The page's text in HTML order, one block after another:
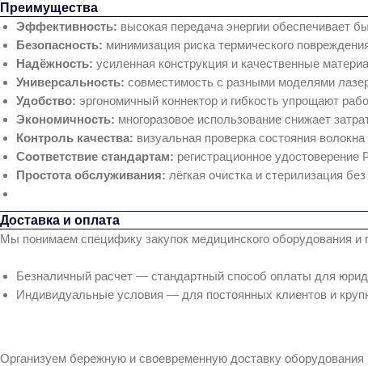
Преимущества
Эффективность: высокая передача энергии обеспечивает
Безопасность: минимизация риска термического
Надёжность: усиленная конструкция и качественные
Универсальность: совместимость с разными моделями
Удобство: эргономичный коннектор и гибкость упрощают
Экономичность: многоразовое использование снижает
Контроль качества: визуальная проверка состояния
Соответствие стандартам: регистрационное удостоверение
Простота обслуживания: лёгкая очистка и стерилизация
Доставка и оплата
Мы понимаем специфику закупок медицинского оборудования
Безналичный расчет — стандартный способ оплаты для
Индивидуальные условия — для постоянных клиентов и
Организуем бережную и своевременную доставку оборудования